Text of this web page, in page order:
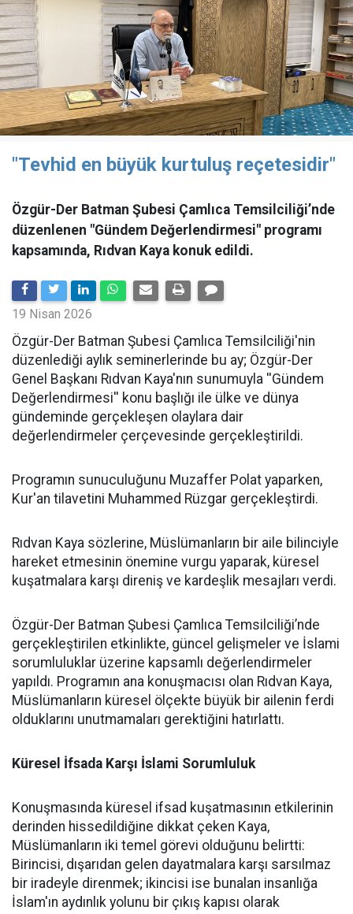
"Tevhid en büyük kurtuluş reçetesidir"
Özgür-Der Batman Şubesi Çamlıca Temsilciliği’nde
düzenlenen "Gündem Değerlendirmesi" programı
kapsamında, Rıdvan Kaya konuk edildi.
19 Nisan 2026
​Özgür-Der Batman Şubesi Çamlıca Temsilciliği'nin
düzenlediği aylık seminerlerinde bu ay; Özgür-Der
Genel Başkanı Rıdvan Kaya'nın sunumuyla ''Gündem
Değerlendirmesi'' konu başlığı ile ülke ve dünya
gündeminde gerçekleşen olaylara dair
değerlendirmeler çerçevesinde gerçekleştirildi.
Programın sunuculuğunu Muzaffer Polat yaparken,
Kur'an tilavetini Muhammed Rüzgar gerçekleştirdi.
Rıdvan Kaya sözlerine, Müslümanların bir aile bilinciyle
hareket etmesinin önemine vurgu yaparak, küresel
kuşatmalara karşı direniş ve kardeşlik mesajları verdi.
Özgür-Der Batman Şubesi Çamlıca Temsilciliği’nde
gerçekleştirilen etkinlikte, güncel gelişmeler ve İslami
sorumluluklar üzerine kapsamlı değerlendirmeler
yapıldı. Programın ana konuşmacısı olan Rıdvan Kaya,
Müslümanların küresel ölçekte büyük bir ailenin ferdi
olduklarını unutmamaları gerektiğini hatırlattı.
Küresel İfsada Karşı İslami Sorumluluk
Konuşmasında küresel ifsad kuşatmasının etkilerinin
derinden hissedildiğine dikkat çeken Kaya,
Müslümanların iki temel görevi olduğunu belirtti:
Birincisi, dışarıdan gelen dayatmalara karşı sarsılmaz
bir iradeyle direnmek; ikincisi ise bunalan insanlığa
İslam'ın aydınlık yolunu bir çıkış kapısı olarak